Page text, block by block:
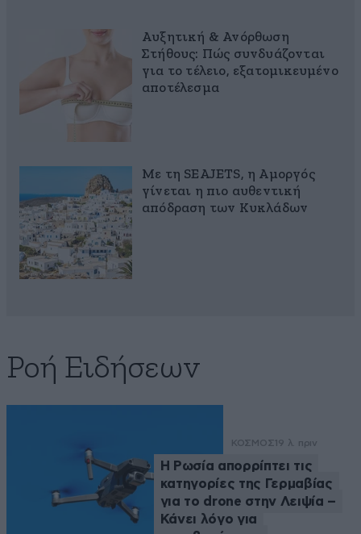
Αυξητική & Ανόρθωση
Στήθους: Πώς συνδυάζονται
για το τέλειο, εξατομικευμένο
αποτέλεσμα
Με τη SEAJETS, η Αμοργός
γίνεται η πιο αυθεντική
απόδραση των Κυκλάδων
Ροή Ειδήσεων
ΚΟΣΜΟΣ 19 λ. πριν
Η Ρωσία απορρίπτει τις
κατηγορίες της Γερμαβίας
για το drone στην Λειψία –
Κάνει λόγο για